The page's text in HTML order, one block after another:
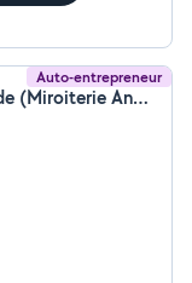
Auto-entrepreneur
Tiago Manuel Lopes Andrade (Miroiterie Andrade)